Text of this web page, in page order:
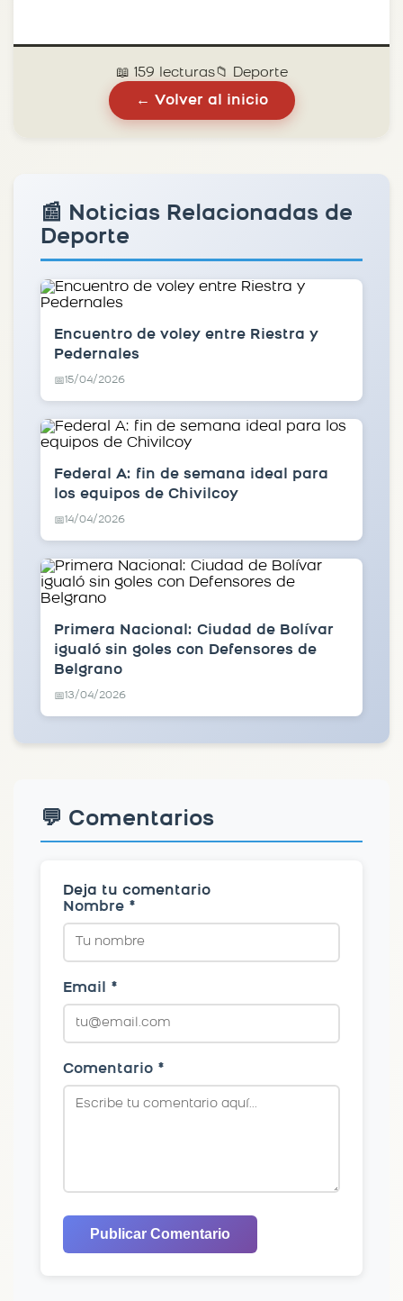
📖 159 lecturas📁 Deporte
← Volver al inicio
📰 Noticias Relacionadas de
Deporte
Encuentro de voley entre Riestra y
Pedernales
📅15/04/2026
Federal A: fin de semana ideal para
los equipos de Chivilcoy
📅14/04/2026
Primera Nacional: Ciudad de Bolívar
igualó sin goles con Defensores de
Belgrano
📅13/04/2026
💬 Comentarios
Deja tu comentario
Nombre *
Email *
Comentario *
Publicar Comentario